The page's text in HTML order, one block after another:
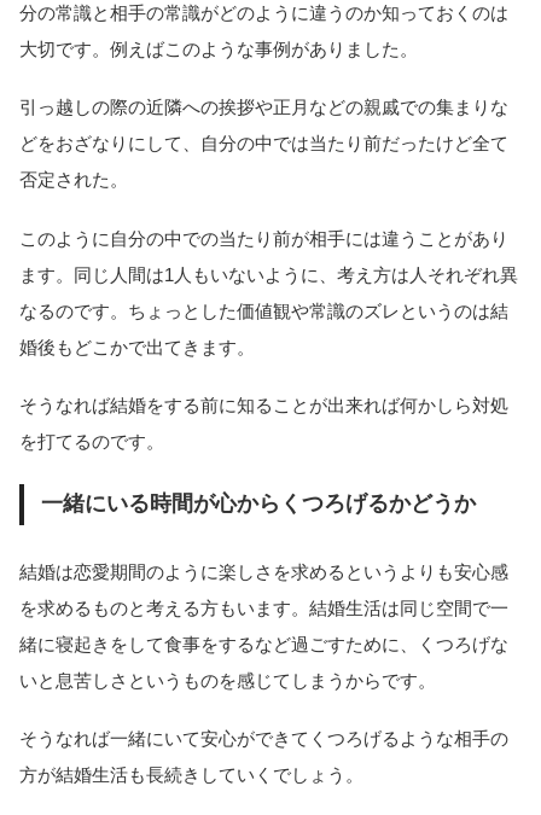
分の常識と相手の常識がどのように違うのか知っておくのは
大切です。例えばこのような事例がありました。
引っ越しの際の近隣への挨拶や正月などの親戚での集まりな
どをおざなりにして、自分の中では当たり前だったけど全て
否定された。
このように自分の中での当たり前が相手には違うことがあり
ます。同じ人間は1人もいないように、考え方は人それぞれ異
なるのです。ちょっとした価値観や常識のズレというのは結
婚後もどこかで出てきます。
そうなれば結婚をする前に知ることが出来れば何かしら対処
を打てるのです。
一緒にいる時間が心からくつろげるかどうか
結婚は恋愛期間のように楽しさを求めるというよりも安心感
を求めるものと考える方もいます。結婚生活は同じ空間で一
緒に寝起きをして食事をするなど過ごすために、くつろげな
いと息苦しさというものを感じてしまうからです。
そうなれば一緒にいて安心ができてくつろげるような相手の
方が結婚生活も長続きしていくでしょう。